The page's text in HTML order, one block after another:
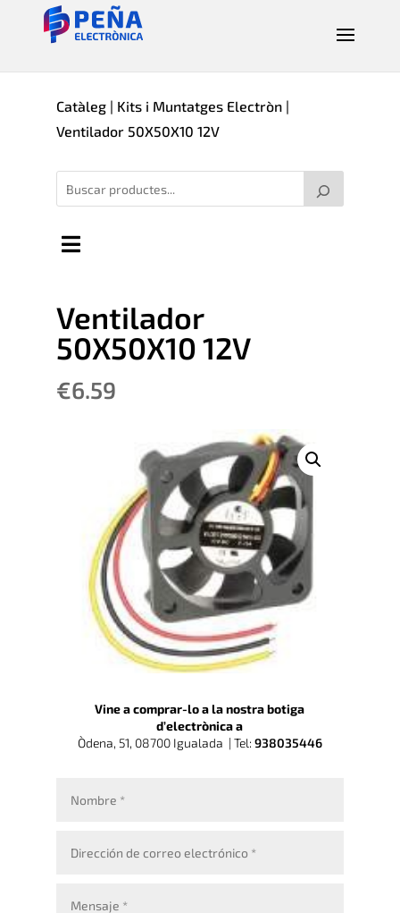
Catàleg| Kits i Muntatges Electròn|
Ventilador 50X50X10 12V
Ventilador
50X50X10 12V
€6.59
Vine a comprar-lo a la nostra botiga
d’electrònica a
Òdena, 51, 08700 Igualada | Tel: 938035446